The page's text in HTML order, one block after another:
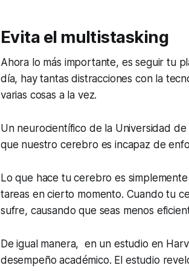
Evita el multistasking
Ahora lo más importante, es seguir tu
día, hay tantas distracciones con la
varias cosas a la vez.
Un neurocientífico de la Universidad
que nuestro cerebro es incapaz de
Lo que hace tu cerebro es
tareas en cierto momento. Cuando tu
sufre, causando que seas menos
De igual manera, en un estudio en
desempeño académico. El estudio